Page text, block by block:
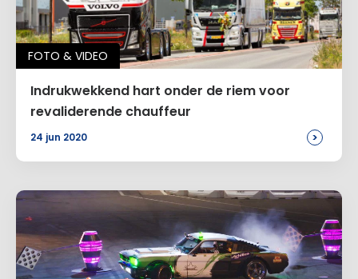
FOTO & VIDEO
Indrukwekkend hart onder de riem voor
revaliderende chauffeur
24 jun 2020 >